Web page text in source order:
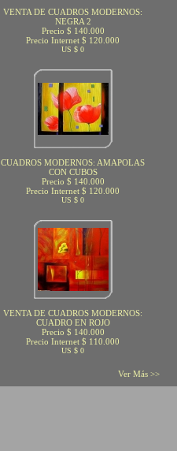
VENTA DE CUADROS MODERNOS:
NEGRA 2
Precio $ 140.000
Precio Internet $ 120.000
US $ 0
CUADROS MODERNOS: AMAPOLAS
CON CUBOS
Precio $ 140.000
Precio Internet $ 120.000
US $ 0
VENTA DE CUADROS MODERNOS:
CUADRO EN ROJO
Precio $ 140.000
Precio Internet $ 110.000
US $ 0
Ver Más >>